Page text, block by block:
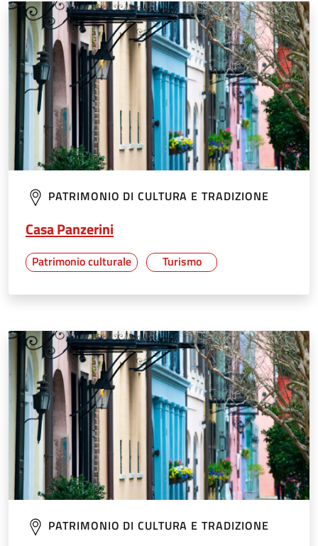
PATRIMONIO DI CULTURA E TRADIZIONE
Casa Panzerini
Patrimonio culturale Turismo
PATRIMONIO DI CULTURA E TRADIZIONE